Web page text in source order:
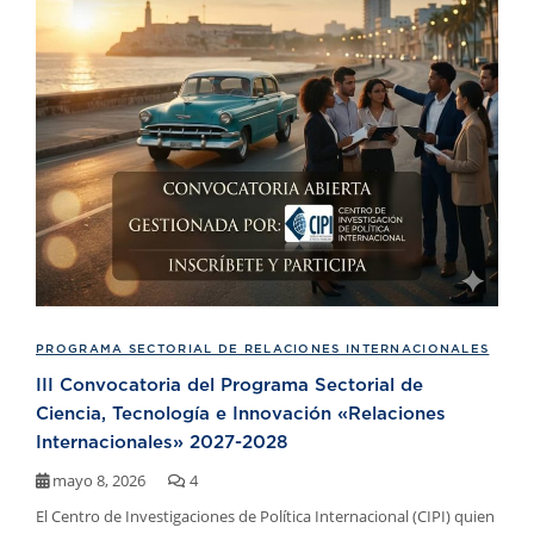
PROGRAMA SECTORIAL DE RELACIONES INTERNACIONALES
III Convocatoria del Programa Sectorial de
Ciencia, Tecnología e Innovación «Relaciones
Internacionales» 2027-2028
mayo 8, 2026
4
El Centro de Investigaciones de Política Internacional (CIPI) quien